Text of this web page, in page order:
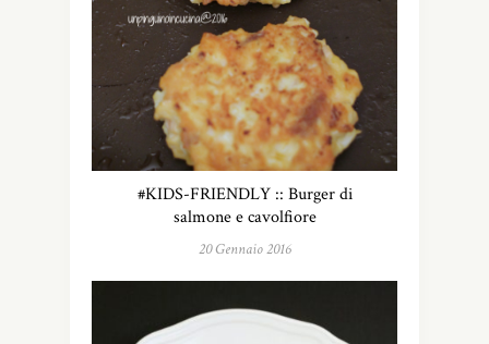
#KIDS-FRIENDLY :: Burger di
salmone e cavolfiore
20 Gennaio 2016